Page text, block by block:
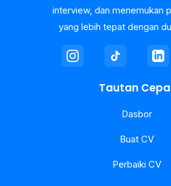
interview, dan menemukan
yang lebih tepat dengan
Tautan
Dasbor
Buat CV
Perbaiki CV